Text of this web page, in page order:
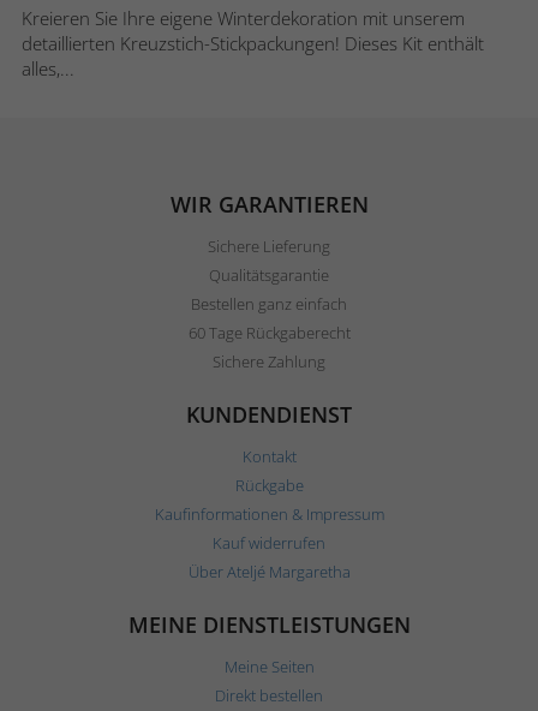
Kreieren Sie Ihre eigene Winterdekoration mit unserem
detaillierten Kreuzstich-Stickpackungen! Dieses Kit enthält
alles,...
WIR GARANTIEREN
Sichere Lieferung
Qualitätsgarantie
Bestellen ganz einfach
60 Tage Rückgaberecht
Sichere Zahlung
KUNDENDIENST
Kontakt
Rückgabe
Kaufinformationen & Impressum
Kauf widerrufen
Über Ateljé Margaretha
MEINE DIENSTLEISTUNGEN
Meine Seiten
Direkt bestellen